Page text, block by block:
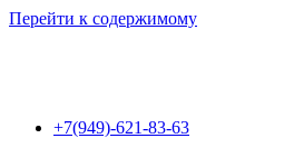
Перейти к содержимому
+7(949)-621-83-63